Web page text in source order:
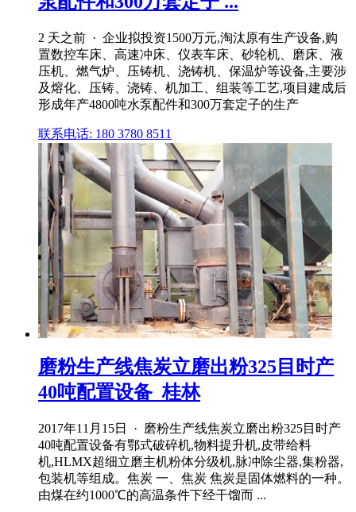
2 天之前 · 企业拟投资1500万元,淘汰原有生产设备,购
置数控车床、高速冲床、仪表车床、砂轮机、磨床、液
压机、燃气炉、压铸机、浇铸机、保温炉等设备,主要涉
及熔化、压铸、浇铸、机加工、组装等工艺,项目建成后
形成年产4800吨水泵配件和300万套定子的生产
联系电话: 180 3780 8511
磨粉生产线焦炭立磨出粉325目时产
40吨配置设备_桂林
2017年11月15日 · 磨粉生产线焦炭立磨出粉325目时产
40吨配置设备有鄂式破碎机,物料提升机,皮带给料
机,HLMX超细立磨主机粉体分级机,脉冲除尘器,集粉器,
包装机等组成。焦炭 一、焦炭 焦炭是固体燃料的一种。
由煤在约1000℃的高温条件下经干馏而 ...